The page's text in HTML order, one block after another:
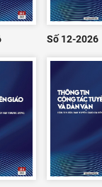
Số 12-2026